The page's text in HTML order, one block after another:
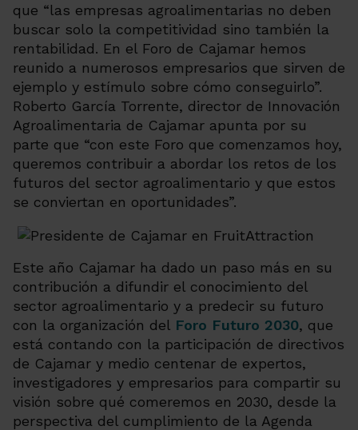
que “las empresas agroalimentarias no deben
buscar solo la competitividad sino también la
rentabilidad. En el Foro de Cajamar hemos
reunido a numerosos empresarios que sirven de
ejemplo y estímulo sobre cómo conseguirlo”.
Roberto García Torrente, director de Innovación
Agroalimentaria de Cajamar apunta por su
parte que “con este Foro que comenzamos hoy,
queremos contribuir a abordar los retos de los
futuros del sector agroalimentario y que estos
se conviertan en oportunidades”.
Este año Cajamar ha dado un paso más en su
contribución a difundir el conocimiento del
sector agroalimentario y a predecir su futuro
con la organización del Foro Futuro 2030, que
está contando con la participación de directivos
de Cajamar y medio centenar de expertos,
investigadores y empresarios para compartir su
visión sobre qué comeremos en 2030, desde la
perspectiva del cumplimiento de la Agenda